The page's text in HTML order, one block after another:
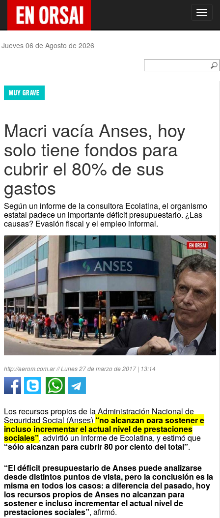
Jueves 06 de Agosto de 2026
MUY GRAVE
Macri vacía Anses, hoy
solo tiene fondos para
cubrir el 80% de sus
gastos
Según un informe de la consultora Ecolatina, el organismo
estatal padece un importante déficit presupuestario. ¿Las
causas? Evasión fiscal y el empleo informal.
http://aerom.com.ar // Lunes 27 de marzo de 2017 | 13:14
Los recursos propios de la Administración Nacional de
Seguridad Social (Anses) “no alcanzan para sostener e
incluso incrementar el actual nivel de prestaciones
sociales”, advirtió un informe de Ecolatina, y estimó que
“sólo alcanzan para cubrir 80 por ciento del total”.
“El déficit presupuestario de Anses puede analizarse
desde distintos puntos de vista, pero la conclusión es la
misma en todos los casos: a diferencia del pasado, hoy
los recursos propios de Anses no alcanzan para
sostener e incluso incrementar el actual nivel de
prestaciones sociales”, afirmó.